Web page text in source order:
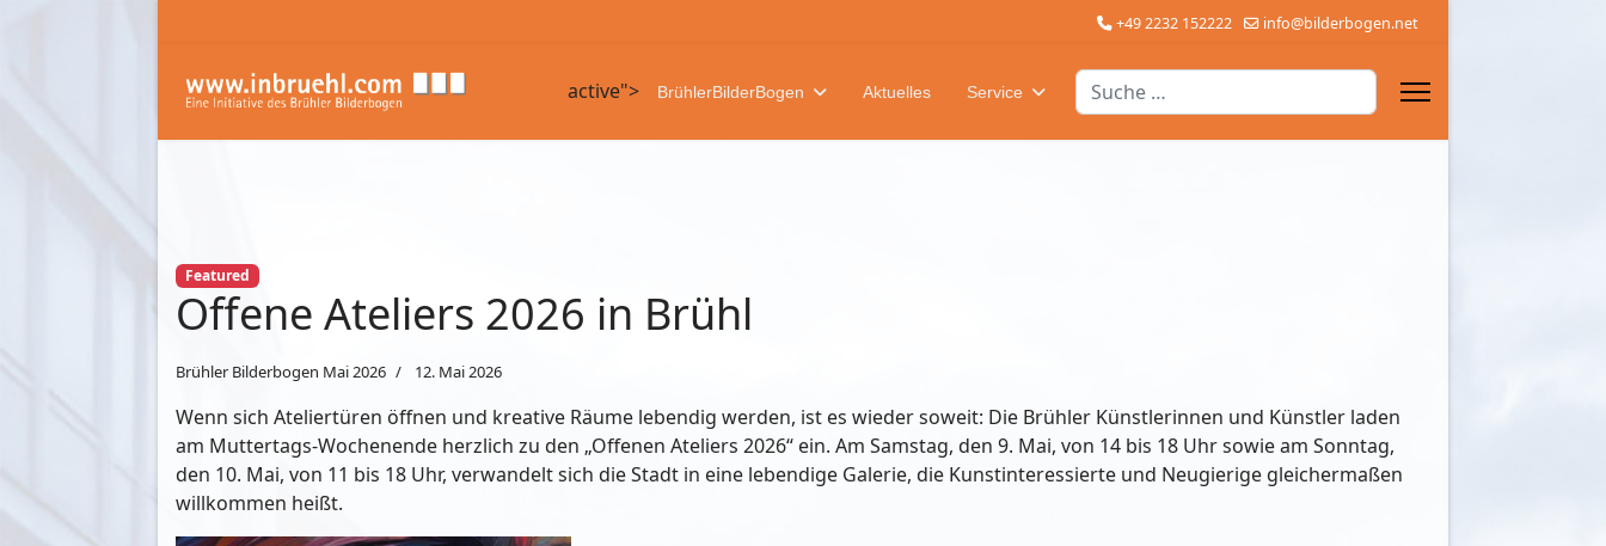
+49 2232 152222 info@bilderbogen.net
active"> BrühlerBilderBogen Aktuelles Service Suchen
Featured
Offene Ateliers 2026 in Brühl
Brühler Bilderbogen Mai 2026 12. Mai 2026
Wenn sich Ateliertüren öffnen und kreative Räume lebendig werden, ist es wieder soweit: Die Brühler Künstlerinnen und Künstler laden
am Muttertags-Wochenende herzlich zu den „Offenen Ateliers 2026“ ein. Am Samstag, den 9. Mai, von 14 bis 18 Uhr sowie am Sonntag,
den 10. Mai, von 11 bis 18 Uhr, verwandelt sich die Stadt in eine lebendige Galerie, die Kunstinteressierte und Neugierige gleichermaßen
willkommen heißt.